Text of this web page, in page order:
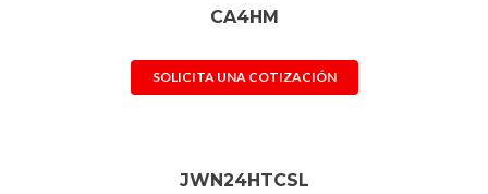
CA4HM
SOLICITA UNA COTIZACIÓN
JWN24HTCSL